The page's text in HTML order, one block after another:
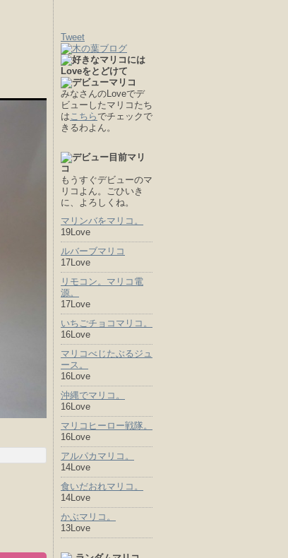
Tweet
みなさんのLoveでデ
ビューしたマリコたち
はこちら でチェックで
きるわよん。
もうすぐデビューのマ
リコよん。ごひいき
に、よろしくね。
マリンバをマリコ。
19Love
ルバーブマリコ
17Love
リモコン。マリコ電
源。
17Love
いちごチョコマリコ。
16Love
マリコべじたぶるジュ
ース。
16Love
沖縄でマリコ。
16Love
マリコヒーロー戦隊。
16Love
アルパカマリコ。
14Love
食いだおれマリコ。
14Love
かぶマリコ。
13Love